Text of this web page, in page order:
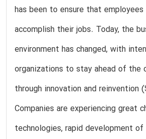
has been to ensure that
accomplish their jobs. Today, the
environment has changed, with
organizations to stay ahead of the
through innovation and reinvention
Companies are experiencing great
technologies, rapid development of